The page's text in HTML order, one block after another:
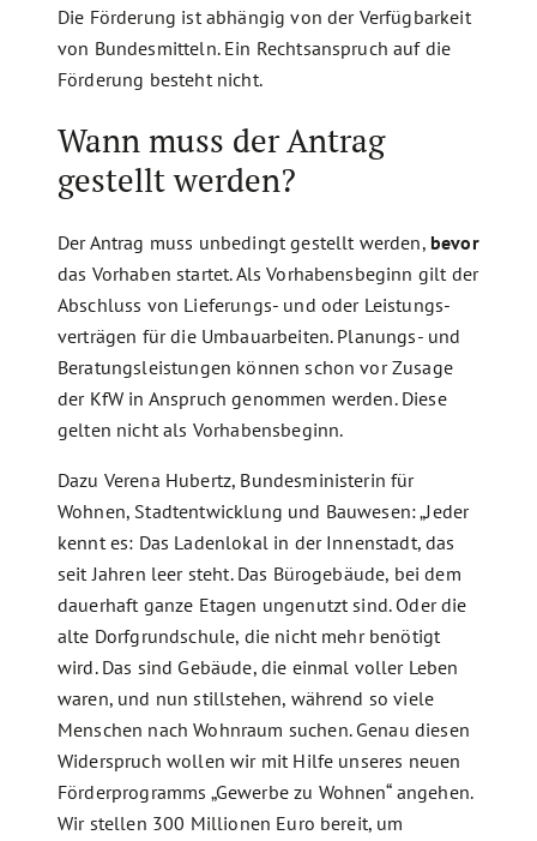
Die Förderung ist abhängig von der Verfügbarkeit
von Bundesmitteln. Ein Rechtsanspruch auf die
Förderung besteht nicht.
Wann muss der Antrag
gestellt werden?
Der Antrag muss unbedingt gestellt werden, bevor
das Vorhaben startet. Als Vorhabens­beginn gilt der
Abschluss von Lieferungs- und oder Leistungs­
verträgen für die Umbau­arbeiten. Planungs- und
Beratungs­leistungen können schon vor Zusage
der KfW in Anspruch genommen werden. Diese
gelten nicht als Vorhabensbeginn.
Dazu Verena Hubertz, Bundesministerin für
Wohnen, Stadtentwicklung und Bauwesen: „Jeder
kennt es: Das Ladenlokal in der Innenstadt, das
seit Jahren leer steht. Das Bürogebäude, bei dem
dauerhaft ganze Etagen ungenutzt sind. Oder die
alte Dorfgrundschule, die nicht mehr benötigt
wird. Das sind Gebäude, die einmal voller Leben
waren, und nun stillstehen, während so viele
Menschen nach Wohnraum suchen. Genau diesen
Widerspruch wollen wir mit Hilfe unseres neuen
Förderprogramms „Gewerbe zu Wohnen“ angehen.
Wir stellen 300 Millionen Euro bereit, um